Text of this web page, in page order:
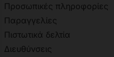
Προσωπικές πληροφορίες
Παραγγελίες
Πιστωτικά δελτία
Διευθύνσεις